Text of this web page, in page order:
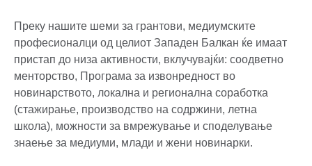
Преку нашите шеми за грантови, медиумските
професионалци од целиот Западен Балкан ќе имаат
пристап до низа активности, вклучувајќи: соодветно
менторство, Програма за извонредност во
новинарството, локална и регионална соработка
(стажирање, производство на содржини, летна
школа), можности за вмрежување и споделување
знаење за медиуми, млади и жени новинарки.